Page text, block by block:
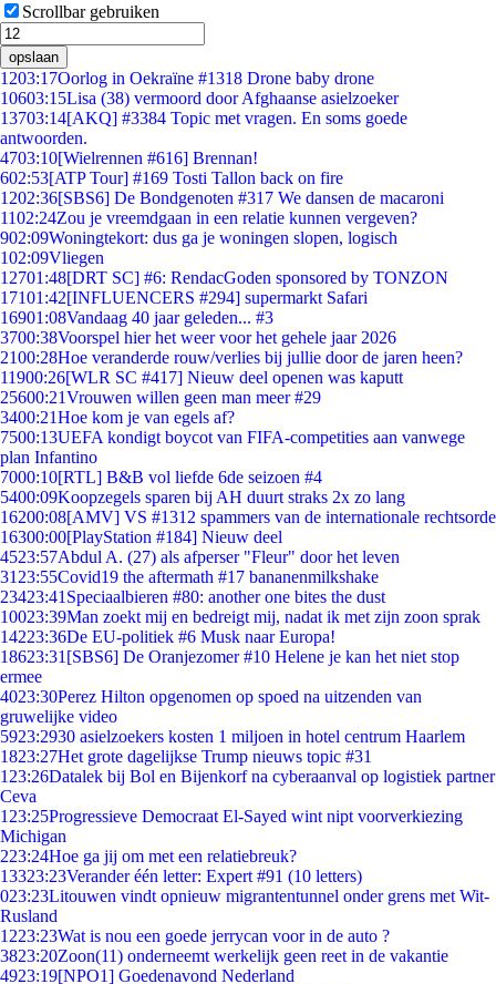
Scrollbar gebruiken
opslaan
1203:17Oorlog in Oekraïne #1318 Drone baby drone
10603:15Lisa (38) vermoord door Afghaanse asielzoeker
13703:14[AKQ] #3384 Topic met vragen. En soms goede
antwoorden.
4703:10[Wielrennen #616] Brennan!
602:53[ATP Tour] #169 Tosti Tallon back on fire
1202:36[SBS6] De Bondgenoten #317 We dansen de macaroni
1102:24Zou je vreemdgaan in een relatie kunnen vergeven?
902:09Woningtekort: dus ga je woningen slopen, logisch
102:09Vliegen
12701:48[DRT SC] #6: RendacGoden sponsored by TONZON
17101:42[INFLUENCERS #294] supermarkt Safari
16901:08Vandaag 40 jaar geleden... #3
3700:38Voorspel hier het weer voor het gehele jaar 2026
2100:28Hoe veranderde rouw/verlies bij jullie door de jaren heen?
11900:26[WLR SC #417] Nieuw deel openen was kaputt
25600:21Vrouwen willen geen man meer #29
3400:21Hoe kom je van egels af?
7500:13UEFA kondigt boycot van FIFA-competities aan vanwege
plan Infantino
7000:10[RTL] B&B vol liefde 6de seizoen #4
5400:09Koopzegels sparen bij AH duurt straks 2x zo lang
16200:08[AMV] VS #1312 spammers van de internationale rechtsorde
16300:00[PlayStation #184] Nieuw deel
4523:57Abdul A. (27) als afperser "Fleur" door het leven
31 23:55Covid19 the aftermath #17 bananenmilkshake
23423:41 Speciaalbieren #80: another one bites the dust
10023:39Man zoekt mij en bedreigt mij, nadat ik met zijn zoon sprak
14223:36De EU-politiek #6 Musk naar Europa!
18623:31 [SBS6] De Oranjezomer #10 Helene je kan het niet stop
ermee
4023:30Perez Hilton opgenomen op spoed na uitzenden van
gruwelijke video
5923:2930 asielzoekers kosten 1 miljoen in hotel centrum Haarlem
1823:27Het grote dagelijkse Trump nieuws topic #31
1 23:26Datalek bij Bol en Bijenkorf na cyberaanval op logistiek partner
Ceva
1 23:25Progressieve Democraat El-Sayed wint nipt voorverkiezing
Michigan
223:24Hoe ga jij om met een relatiebreuk?
13323:23Verander één letter: Expert #91 (10 letters)
023:23Litouwen vindt opnieuw migrantentunnel onder grens met Wit-
Rusland
1223:23Wat is nou een goede jerrycan voor in de auto ?
3823:20Zoon(11) onderneemt werkelijk geen reet in de vakantie
4923:19[NPO1] Goedenavond Nederland